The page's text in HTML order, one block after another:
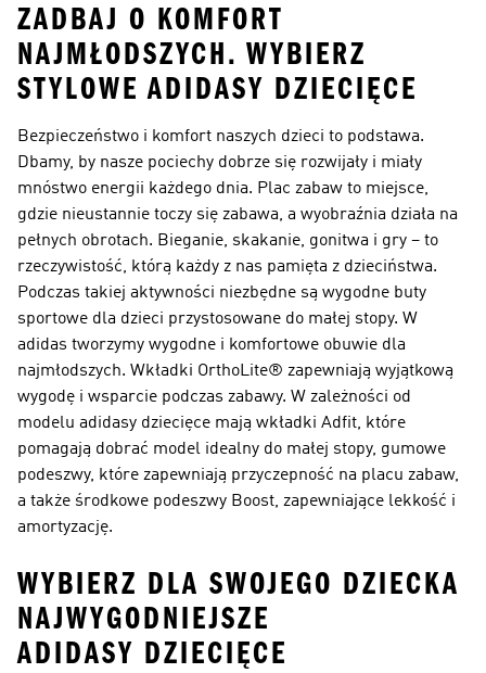
ZADBAJ O KOMFORT
NAJMŁODSZYCH. WYBIERZ
STYLOWE ADIDASY DZIECIĘCE
Bezpieczeństwo i komfort naszych dzieci to podstawa.
Dbamy, by nasze pociechy dobrze się rozwijały i miały
mnóstwo energii każdego dnia. Plac zabaw to miejsce,
gdzie nieustannie toczy się zabawa, a wyobraźnia działa na
pełnych obrotach. Bieganie, skakanie, gonitwa i gry – to
rzeczywistość, którą każdy z nas pamięta z dzieciństwa.
Podczas takiej aktywności niezbędne są wygodne buty
sportowe dla dzieci przystosowane do małej stopy. W
adidas tworzymy wygodne i komfortowe obuwie dla
najmłodszych. Wkładki OrthoLite® zapewniają wyjątkową
wygodę i wsparcie podczas zabawy. W zależności od
modelu adidasy dziecięce mają wkładki Adfit, które
pomagają dobrać model idealny do małej stopy, gumowe
podeszwy, które zapewniają przyczepność na placu zabaw,
a także środkowe podeszwy Boost, zapewniające lekkość i
amortyzację.
WYBIERZ DLA SWOJEGO DZIECKA
NAJWYGODNIEJSZE
ADIDASY DZIECIĘCE